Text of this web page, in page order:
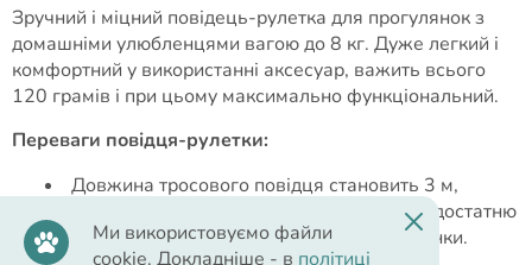
Зручний і міцний повідець-рулетка для прогулянок з
домашніми улюбленцями вагою до 8 кг. Дуже легкий і
комфортний у використанні аксесуар, важить всього
120 грамів і при цьому максимально функціональний.
Переваги повідця-рулетки:
Довжина тросового повідця становить 3 м,
завдяки чому Ваш улюбленець отримує достатню
свободу для пересувань під час прогулянки.
Ми використовуємо файли
cookie. Докладніше - в політиці